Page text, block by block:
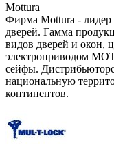
Mottura
Фирма Mottura - лидер
дверей. Гамма
видов дверей и окон,
электроприводом
сейфы.
национальную
континентов.